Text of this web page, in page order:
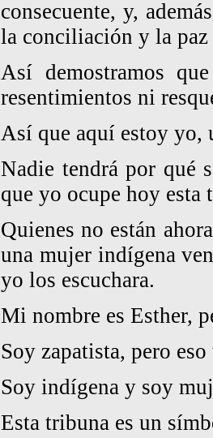
consecuente, y,
la conciliación y la paz
Así demostramos
resentimientos ni
Así que aquí estoy yo,
Nadie tendrá por qué
que yo ocupe hoy esta
Quienes no están
una mujer indígena
yo los escuchara.
Mi nombre es Esther,
Soy zapatista, pero
Soy indígena y soy
Esta tribuna es un